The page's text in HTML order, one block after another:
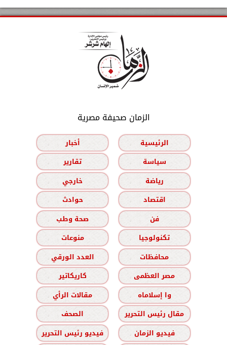
الزمان صحيفة مصرية
الرئيسية
أخبار
سياسة
تقارير
رياضة
خارجي
اقتصاد
حوادث
فن
صحة وطب
تكنولوجيا
منوعات
محافظات
العدد الورقي
مصر العظمى
كاريكاتير
وا إسلاماه
مقالات الرأي
مقال رئيس التحرير
الصحف
فيديو الزمان
فيديو رئيس التحرير